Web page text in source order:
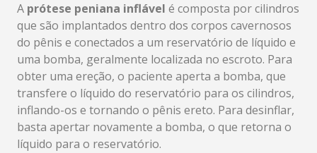
A prótese peniana inflável é composta por cilindros
que são implantados dentro dos corpos cavernosos
do pênis e conectados a um reservatório de líquido e
uma bomba, geralmente localizada no escroto. Para
obter uma ereção, o paciente aperta a bomba, que
transfere o líquido do reservatório para os cilindros,
inflando-os e tornando o pênis ereto. Para desinflar,
basta apertar novamente a bomba, o que retorna o
líquido para o reservatório.